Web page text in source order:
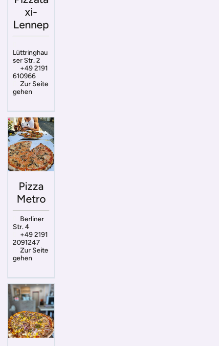
xi-
Lennep
Lüttringhau
ser Str. 2
+49 2191
610966
Zur Seite
gehen
Pizza
Metro
Berliner
Str. 4
+49 2191
2091247
Zur Seite
gehen